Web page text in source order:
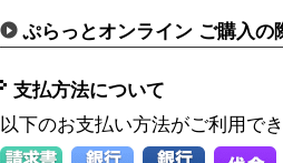
ぷらっとオンライン ご購入の
支払方法について
以下のお支払い方法がご利用で